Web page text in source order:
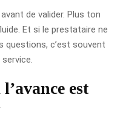
de valider. Plus ton
Et si le prestataire ne
questions, c’est souvent
est